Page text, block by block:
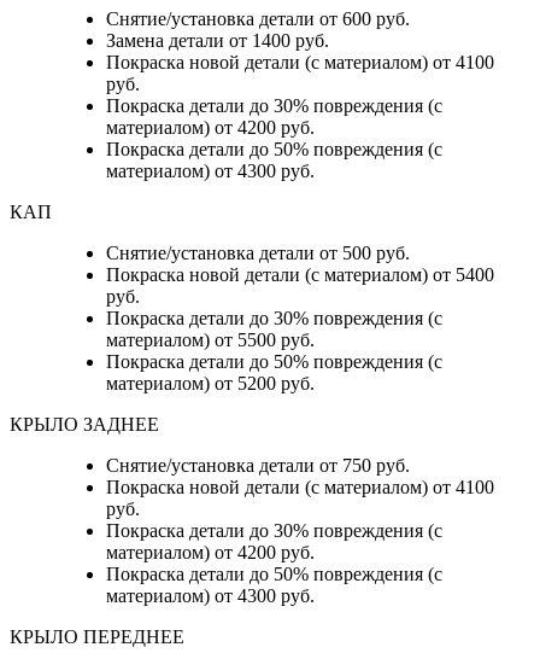
Снятие/установка детали от 600 руб.
Замена детали от 1400 руб.
Покраска новой детали (с материалом) от 4100
руб.
Покраска детали до 30% повреждения (с
материалом) от 4200 руб.
Покраска детали до 50% повреждения (с
материалом) от 4300 руб.
КАП
Снятие/установка детали от 500 руб.
Покраска новой детали (с материалом) от 5400
руб.
Покраска детали до 30% повреждения (с
материалом) от 5500 руб.
Покраска детали до 50% повреждения (с
материалом) от 5200 руб.
КРЫЛО ЗАДНЕЕ
Снятие/установка детали от 750 руб.
Покраска новой детали (с материалом) от 4100
руб.
Покраска детали до 30% повреждения (с
материалом) от 4200 руб.
Покраска детали до 50% повреждения (с
материалом) от 4300 руб.
КРЫЛО ПЕРЕДНЕЕ